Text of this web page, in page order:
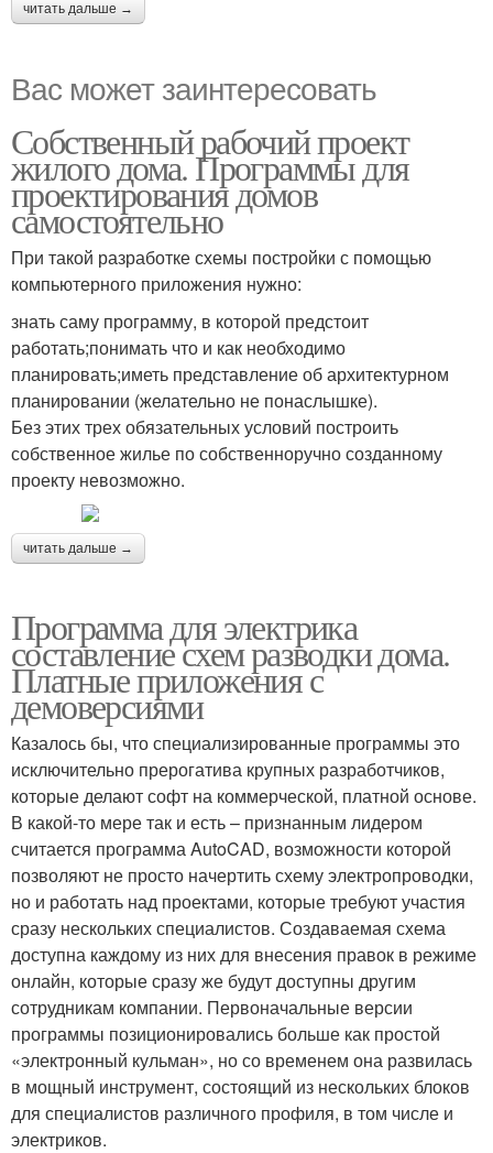
читать дальше →
Вас может заинтересовать
Собственный рабочий проект
жилого дома. Программы для
проектирования домов
самостоятельно
При такой разработке схемы постройки с помощью
компьютерного приложения нужно:
знать саму программу, в которой предстоит
работать;понимать что и как необходимо
планировать;иметь представление об архитектурном
планировании (желательно не понаслышке).
Без этих трех обязательных условий построить
собственное жилье по собственноручно созданному
проекту невозможно.
читать дальше →
Программа для электрика
составление схем разводки дома.
Платные приложения с
демоверсиями
Казалось бы, что специализированные программы это
исключительно прерогатива крупных разработчиков,
которые делают софт на коммерческой, платной основе.
В какой-то мере так и есть – признанным лидером
считается программа AutoCAD, возможности которой
позволяют не просто начертить схему электропроводки,
но и работать над проектами, которые требуют участия
сразу нескольких специалистов. Создаваемая схема
доступна каждому из них для внесения правок в режиме
онлайн, которые сразу же будут доступны другим
сотрудникам компании. Первоначальные версии
программы позиционировались больше как простой
«электронный кульман», но со временем она развилась
в мощный инструмент, состоящий из нескольких блоков
для специалистов различного профиля, в том числе и
электриков.